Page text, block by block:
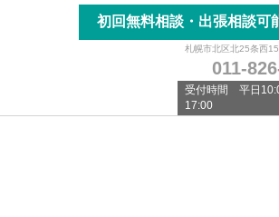
初回無料相談・出張相談可
札幌市北区北25条西
011-
受付時間 平日
17:00